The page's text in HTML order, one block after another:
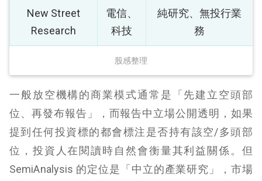
股感整理
New Street
Research
電信、
科技
純研究、無投行業
務
一般放空機構的商業模式通常是「先建立空頭部
位、再發布報告」，而報告中立場公開透明，如果
提到任何投資標的都會標注是否持有該空/多頭部
位，投資人在閱讀時自然會衡量其利益關係。但
SemiAnalysis 的定位是「中立的產業研究」，市場